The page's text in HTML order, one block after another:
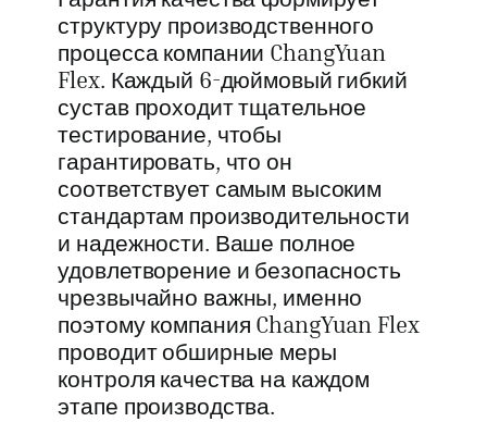
структуру производственного
процесса компании ChangYuan
Flex. Каждый 6-дюймовый гибкий
сустав проходит тщательное
тестирование, чтобы
гарантировать, что он
соответствует самым высоким
стандартам производительности
и надежности. Ваше полное
удовлетворение и безопасность
чрезвычайно важны, именно
поэтому компания ChangYuan Flex
проводит обширные меры
контроля качества на каждом
этапе производства.